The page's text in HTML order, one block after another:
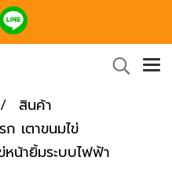
สินค้า
เตาขนมไข่
หน้ายิ้มระบบไฟฟ้า